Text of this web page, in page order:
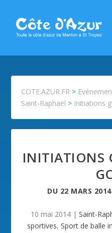
COTE.AZUR.FR >
Saint-Raphaël > Initiations
INITIATIONS
DU 22 MARS 2014
10 mai 2014| Saint-
sportives, Sport de balle